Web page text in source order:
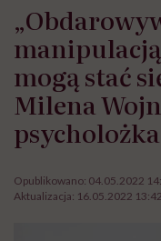
mogą stać
Milena
psycholożka
Opublikowano: 04.05.2022
Aktualizacja: 16.05.2022 13:42